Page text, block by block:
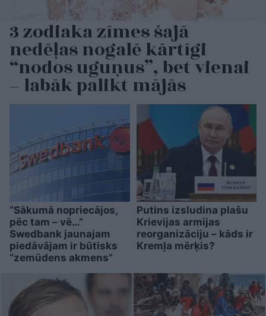
3 zodiaka zīmes šajā
nedēļas nogalē kārtīgi
“nodos uguņus”, bet vienai
– labāk palikt mājās
“Sākumā nopriecājos,
pēc tam – vē…”
Swedbank jaunajam
piedāvājam ir būtisks
“zemūdens akmens”
Putins izsludina plašu
Krievijas armijas
reorganizāciju – kāds ir
Kremļa mērķis?